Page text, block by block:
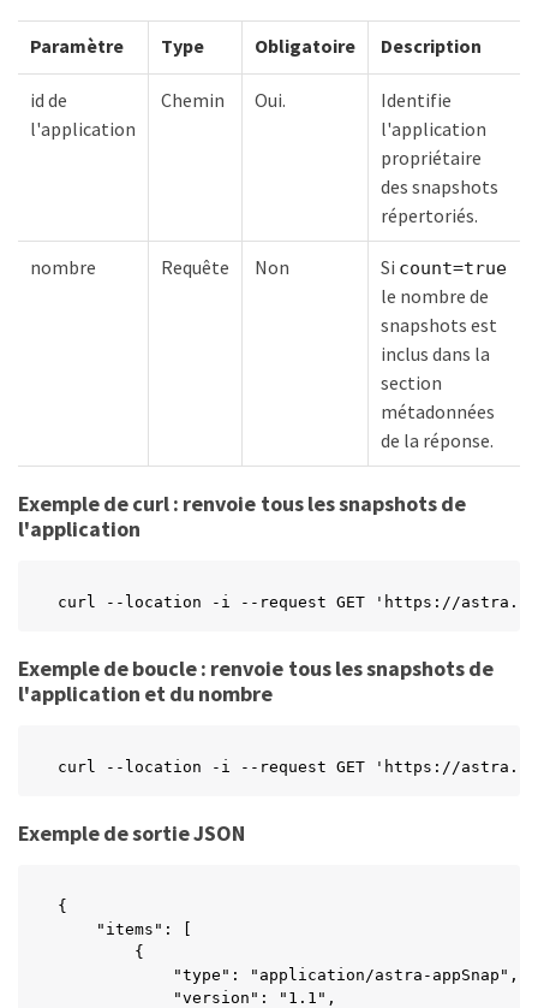
Paramètre Type Obligatoire Description
id de
l'application
Chemin Oui.
Identifie
l'application
propriétaire
des snapshots
répertoriés.
nombre Requête Non Si count=true
le nombre de
snapshots est
inclus dans la
section
métadonnées
de la réponse.
Exemple de curl : renvoie tous les snapshots de
l'application
curl --location -i --request GET 'https://
Exemple de boucle : renvoie tous les snapshots de
l'application et du nombre
curl --location -i --request GET 'https://
Exemple de sortie JSON
{
    "items": [
        {
            "type": "application/astra-appSnap",
            "version": "1.1",